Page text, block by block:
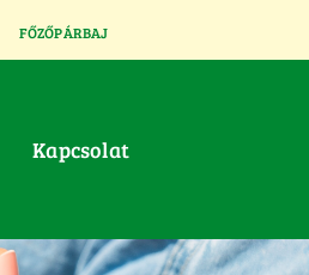
FŐZŐPÁRBAJ
Kapcsolat